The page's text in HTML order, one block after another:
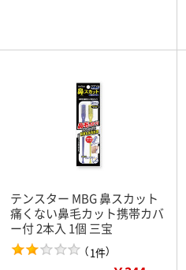
テンスター MBG 鼻スカット
痛くない鼻毛カット携帯カバ
ー付 2本入 1個 三宝
（1件）